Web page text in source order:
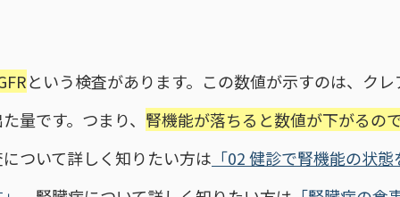
という検査があります。この数値が示すのは、ク
量です。つまり、 腎機能が落ちると数値が下がるの
ついて詳しく知りたい方は 「02 健診で腎機能の状